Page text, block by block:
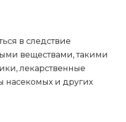
в следствие
веществами, такими
лекарственные
насекомых и других